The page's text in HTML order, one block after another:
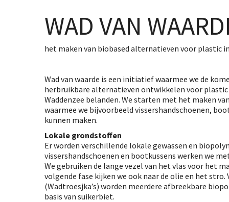
WAD VAN
het maken van biobased alternatieven voor plastic
Wad van waarde is een initiatief waarmee we de
herbruikbare alternatieven ontwikkelen voor plastic
Waddenzee belanden. We starten met het maken
waarmee we bijvoorbeeld vissershandschoenen,
kunnen maken.
Lokale grondstoffen
Er worden verschillende lokale gewassen en
vissershandschoenen en bootkussens werken we
We gebruiken de lange vezel van het vlas voor het
volgende fase kijken we ook naar de olie en het stro.
(Wadtroesjka’s) worden meerdere afbreekbare
basis van suikerbiet.